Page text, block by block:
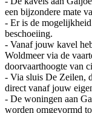
een bijzondere mate
- Er is de
beschoeiing.
- Vanaf jouw kavel
Woldmeer via de
doorvaarthoogte van
- Via sluis De Zeilen,
direct vanaf jouw
- De woningen aan
worden omgevormd